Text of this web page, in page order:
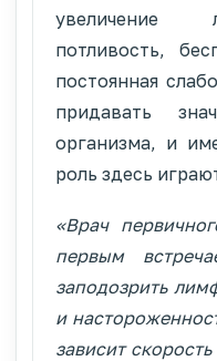
увеличение
потливость,
постоянная
придавать
организма, и
роль здесь
«Врач
первым
заподозрить
и
зависит